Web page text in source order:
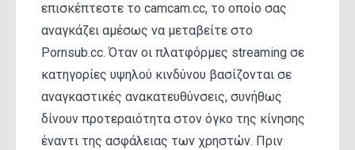
επισκέπτεστε το camcam.cc, το οποίο σας
αναγκάζει αμέσως να μεταβείτε στο
Pornsub.cc. Όταν οι πλατφόρμες streaming σε
κατηγορίες υψηλού κινδύνου βασίζονται σε
αναγκαστικές ανακατευθύνσεις, συνήθως
δίνουν προτεραιότητα στον όγκο της κίνησης
έναντι της ασφάλειας των χρηστών. Πριν